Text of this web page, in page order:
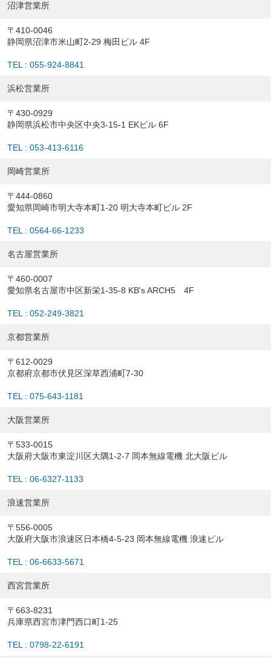
沼津営業所
〒410-0046
静岡県沼津市米山町2-29 梅田ビル 4F
TEL : 055-924-8841
浜松営業所
〒430-0929
静岡県浜松市中央区中央3-15-1 EKビル 6F
TEL : 053-413-6116
岡崎営業所
〒444-0860
愛知県岡崎市明大寺本町1-20 明大寺本町ビル 2F
TEL : 0564-66-1233
名古屋営業所
〒460-0007
愛知県名古屋市中区新栄1-35-8 KB's ARCH5 4F
TEL : 052-249-3821
京都営業所
〒612-0029
京都府京都市伏見区深草西浦町7-30
TEL : 075-643-1181
大阪営業所
〒533-0015
大阪府大阪市東淀川区大隅1-2-7 岡本無線電機 北大阪ビル
TEL : 06-6327-1133
浪速営業所
〒556-0005
大阪府大阪市浪速区日本橋4-5-23 岡本無線電機 浪速ビル
TEL : 06-6633-5671
西宮営業所
〒663-8231
兵庫県西宮市津門西口町1-25
TEL : 0798-22-6191